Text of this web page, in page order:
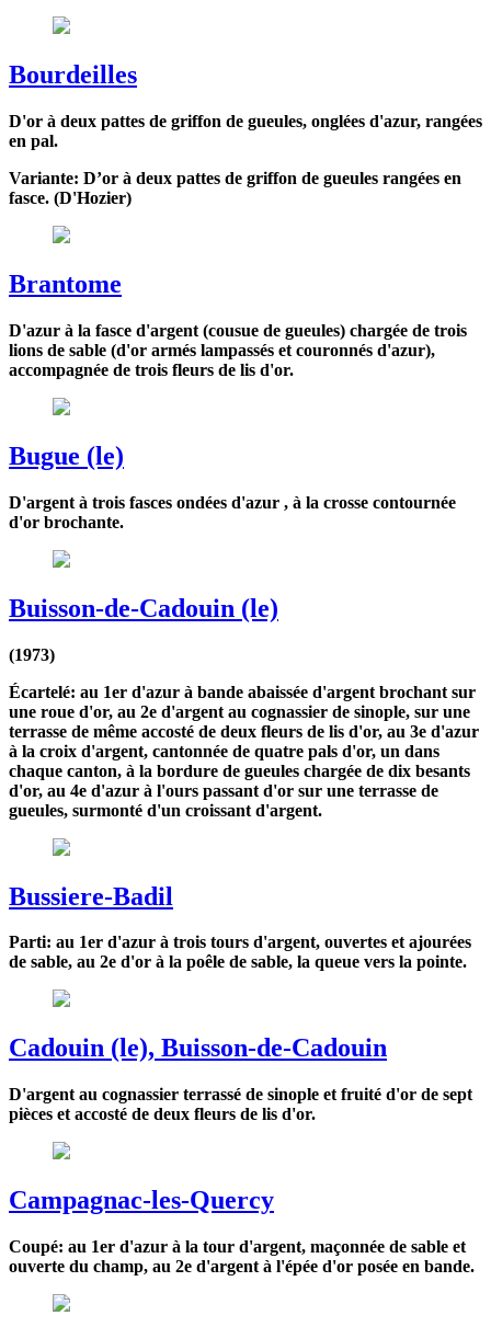
Bourdeilles
D'or à deux pattes de griffon de gueules, onglées d'azur, rangées
en pal.
Variante: D’or à deux pattes de griffon de gueules rangées en
fasce. (D'Hozier)
Brantome
D'azur à la fasce d'argent (cousue de gueules) chargée de trois
lions de sable (d'or armés lampassés et couronnés d'azur),
accompagnée de trois fleurs de lis d'or.
Bugue (le)
D'argent à trois fasces ondées d'azur , à la crosse contournée
d'or brochante.
Buisson-de-Cadouin (le)
(1973)
Écartelé: au 1er d'azur à bande abaissée d'argent brochant sur
une roue d'or, au 2e d'argent au cognassier de sinople, sur une
terrasse de même accosté de deux fleurs de lis d'or, au 3e d'azur
à la croix d'argent, cantonnée de quatre pals d'or, un dans
chaque canton, à la bordure de gueules chargée de dix besants
d'or, au 4e d'azur à l'ours passant d'or sur une terrasse de
gueules, surmonté d'un croissant d'argent.
Bussiere-Badil
Parti: au 1er d'azur à trois tours d'argent, ouvertes et ajourées
de sable, au 2e d'or à la poêle de sable, la queue vers la pointe.
Cadouin (le), Buisson-de-Cadouin
D'argent au cognassier terrassé de sinople et fruité d'or de sept
pièces et accosté de deux fleurs de lis d'or.
Campagnac-les-Quercy
Coupé: au 1er d'azur à la tour d'argent, maçonnée de sable et
ouverte du champ, au 2e d'argent à l'épée d'or posée en bande.